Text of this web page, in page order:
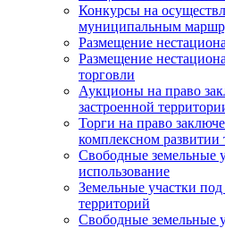
Конкурсы на
муниципальным
Размещение
Размещение
торговли
Аукционы на право
застроенной
Торги на право
комплексном развитии
Свободные земельные
использование
Земельные участки
территорий
Свободные земельные